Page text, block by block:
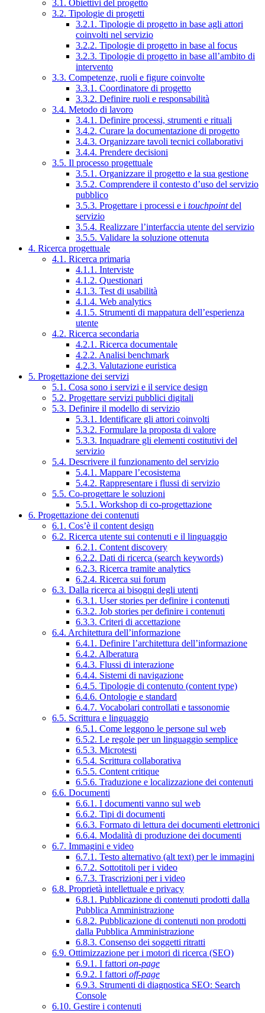
3.1. Obiettivi del progetto
3.2. Tipologie di progetti
3.2.1. Tipologie di progetto in base agli attori
coinvolti nel servizio
3.2.2. Tipologie di progetto in base al focus
3.2.3. Tipologie di progetto in base all’ambito di
intervento
3.3. Competenze, ruoli e figure coinvolte
3.3.1. Coordinatore di progetto
3.3.2. Definire ruoli e responsabilità
3.4. Metodo di lavoro
3.4.1. Definire processi, strumenti e rituali
3.4.2. Curare la documentazione di progetto
3.4.3. Organizzare tavoli tecnici collaborativi
3.4.4. Prendere decisioni
3.5. Il processo progettuale
3.5.1. Organizzare il progetto e la sua gestione
3.5.2. Comprendere il contesto d’uso del servizio
pubblico
3.5.3. Progettare i processi e i touchpointdel
servizio
3.5.4. Realizzare l’interfaccia utente del servizio
3.5.5. Validare la soluzione ottenuta
4. Ricerca progettuale
4.1. Ricerca primaria
4.1.1. Interviste
4.1.2. Questionari
4.1.3. Test di usabilità
4.1.4. Web analytics
4.1.5. Strumenti di mappatura dell’esperienza
utente
4.2. Ricerca secondaria
4.2.1. Ricerca documentale
4.2.2. Analisi benchmark
4.2.3. Valutazione euristica
5. Progettazione dei servizi
5.1. Cosa sono i servizi e il service design
5.2. Progettare servizi pubblici digitali
5.3. Definire il modello di servizio
5.3.1. Identificare gli attori coinvolti
5.3.2. Formulare la proposta di valore
5.3.3. Inquadrare gli elementi costitutivi del
servizio
5.4. Descrivere il funzionamento del servizio
5.4.1. Mappare l’ecosistema
5.4.2. Rappresentare i flussi di servizio
5.5. Co-progettare le soluzioni
5.5.1. Workshop di co-progettazione
6. Progettazione dei contenuti
6.1. Cos’è il content design
6.2. Ricerca utente sui contenuti e il linguaggio
6.2.1. Content discovery
6.2.2. Dati di ricerca (search keywords)
6.2.3. Ricerca tramite analytics
6.2.4. Ricerca sui forum
6.3. Dalla ricerca ai bisogni degli utenti
6.3.1. User stories per definire i contenuti
6.3.2. Job stories per definire i contenuti
6.3.3. Criteri di accettazione
6.4. Architettura dell’informazione
6.4.1. Definire l’architettura dell’informazione
6.4.2. Alberatura
6.4.3. Flussi di interazione
6.4.4. Sistemi di navigazione
6.4.5. Tipologie di contenuto (content type)
6.4.6. Ontologie e standard
6.4.7. Vocabolari controllati e tassonomie
6.5. Scrittura e linguaggio
6.5.1. Come leggono le persone sul web
6.5.2. Le regole per un linguaggio semplice
6.5.3. Microtesti
6.5.4. Scrittura collaborativa
6.5.5. Content critique
6.5.6. Traduzione e localizzazione dei contenuti
6.6. Documenti
6.6.1. I documenti vanno sul web
6.6.2. Tipi di documenti
6.6.3. Formato di lettura dei documenti elettronici
6.6.4. Modalità di produzione dei documenti
6.7. Immagini e video
6.7.1. Testo alternativo (alt text) per le immagini
6.7.2. Sottotitoli per i video
6.7.3. Trascrizioni per i video
6.8. Proprietà intellettuale e privacy
6.8.1. Pubblicazione di contenuti prodotti dalla
Pubblica Amministrazione
6.8.2. Pubblicazione di contenuti non prodotti
dalla Pubblica Amministrazione
6.8.3. Consenso dei soggetti ritratti
6.9. Ottimizzazione per i motori di ricerca (SEO)
6.9.1. I fattori on-page
6.9.2. I fattori off-page
6.9.3. Strumenti di diagnostica SEO: Search
Console
6.10. Gestire i contenuti